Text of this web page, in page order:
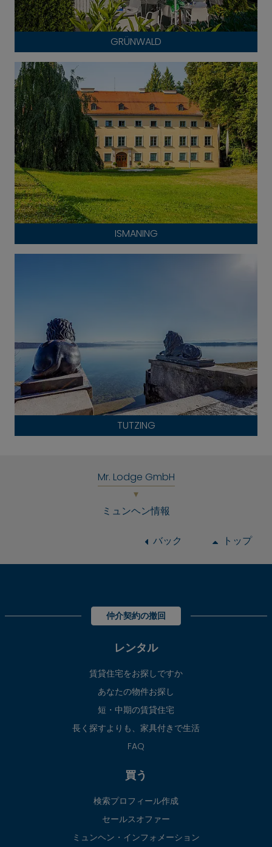
GRÜNWALD
ISMANING
TUTZING
Mr. Lodge GmbH
ミュンヘン情報
バック トップ
仲介契約の撤回
レンタル
賃貸住宅をお探しですか
あなたの物件お探し
短・中期の賃貸住宅
長く探すよりも、家具付きで生活
FAQ
買う
検索プロフィール作成
セールスオファー
ミュンヘン・インフォメーション